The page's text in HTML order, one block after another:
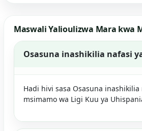
Maswali Yalioulizwa Mara kwa
Osasuna inashikilia nafasi
Hadi hivi sasa Osasuna inashikilia
msimamo wa Ligi Kuu ya